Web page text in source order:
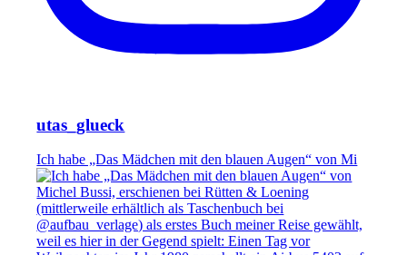
utas_glueck
Ich habe „Das Mädchen mit den blauen Augen“ von Mi